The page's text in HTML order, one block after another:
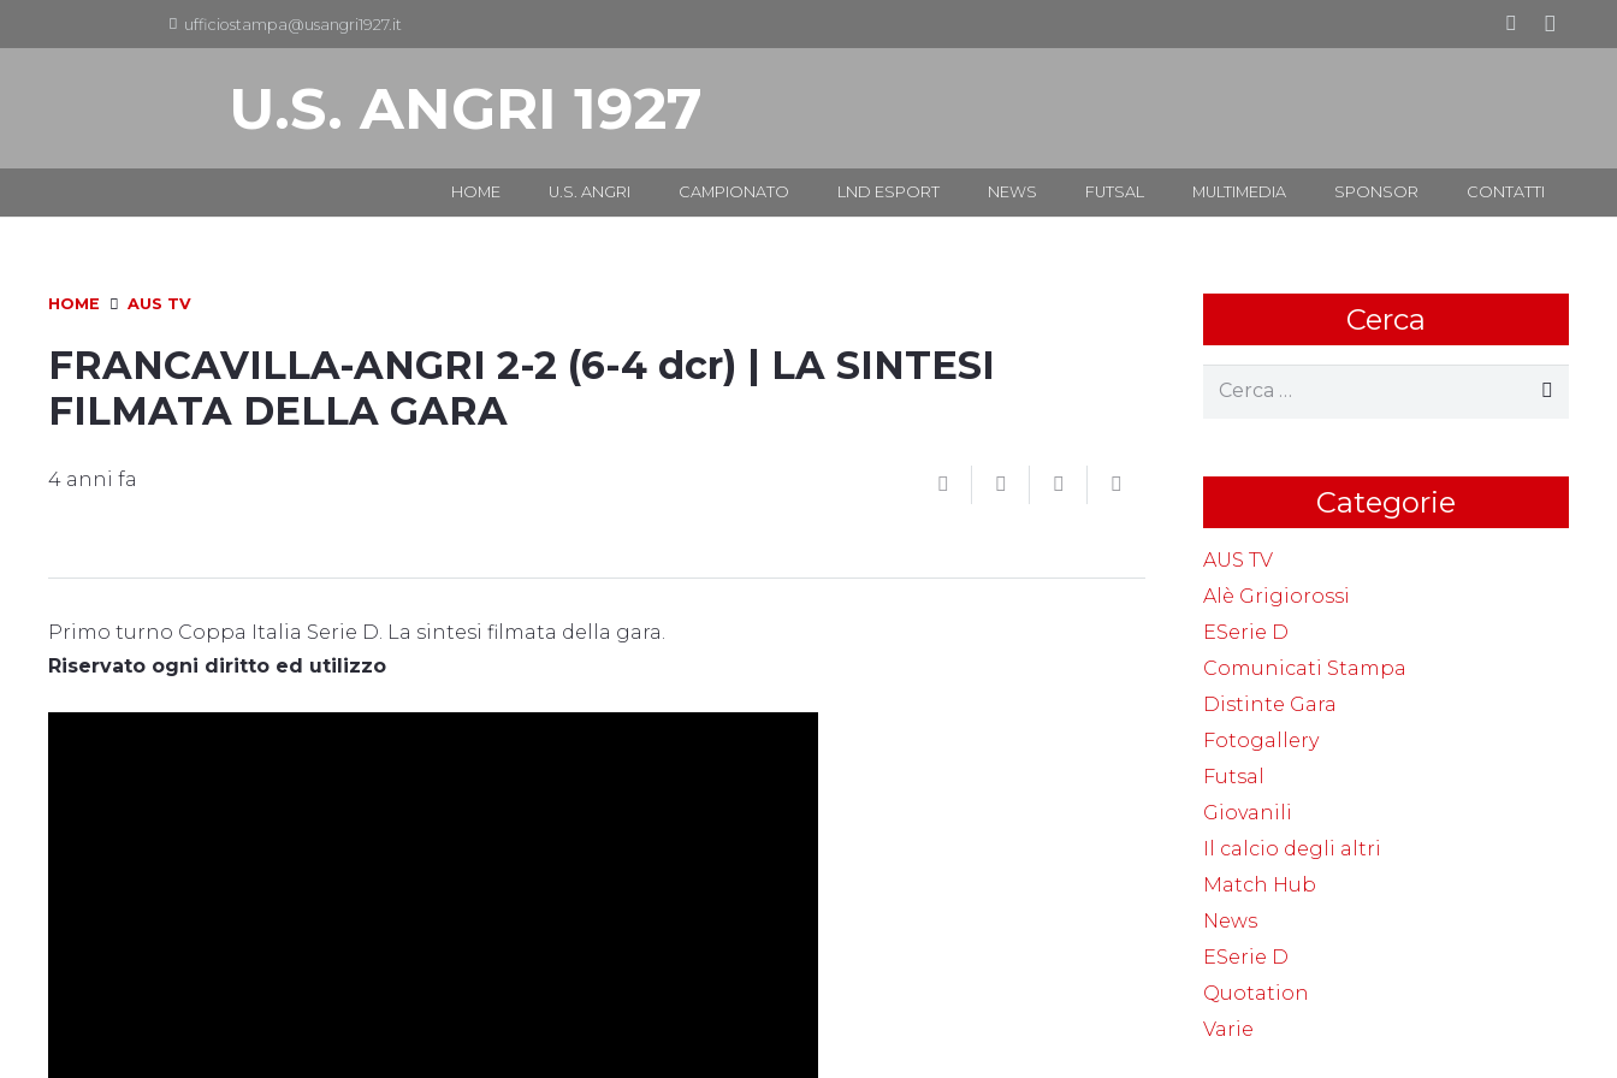
ufficiostampa@usangri1927.it
U.S. ANGRI 1927
HOME U.S. ANGRI CAMPIONATO LND ESPORT NEWS FUTSAL MULTIMEDIA SPONSOR CONTATTI
HOME AUS TV
FRANCAVILLA-ANGRI 2-2 (6-4 dcr) | LA SINTESI
FILMATA DELLA GARA
4 anni fa
Primo turno Coppa Italia Serie D. La sintesi filmata della gara.
Riservato ogni diritto ed utilizzo
Cerca
Ricerca
Categorie
AUS TV
Alè Grigiorossi
ESerie D
Comunicati Stampa
Distinte Gara
Fotogallery
Futsal
Giovanili
Il calcio degli altri
Match Hub
News
ESerie D
Quotation
Varie